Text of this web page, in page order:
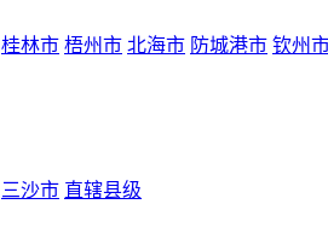
桂林市 梧州市 北海市 防城港市 钦州
三沙市 直辖县级